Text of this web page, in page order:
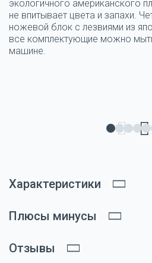
экологичного американского
не впитывает цвета и запахи.
ножевой блок с лезвиями из
все комплектующие можно
машине.
Характеристики
Плюсы минусы
Отзывы